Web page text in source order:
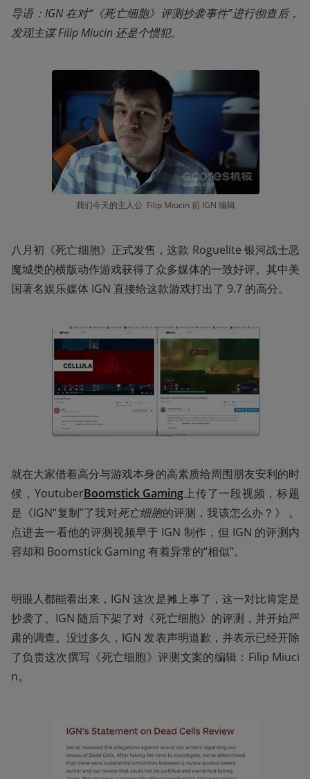
导语：IGN 在对“《死亡细胞》评测抄袭事件”进行彻查后，
发现主谋 Filip Miucin 还是个惯犯。
我们今天的主人公  Filip Miucin 前 IGN 编辑
八月初《死亡细胞》正式发售，这款 Roguelite 银河战士恶
魔城类的横版动作游戏获得了众多媒体的一致好评。其中美
国著名娱乐媒体 IGN 直接给这款游戏打出了 9.7 的高分。
就在大家借着高分与游戏本身的高素质给周围朋友安利的时
候，YoutuberBoomstick Gaming上传了一段视频，标题
是《IGN“复制”了我对死亡细胞的评测，我该怎么办？》 。
点进去一看他的评测视频早于 IGN 制作，但 IGN 的评测内
容却和 Boomstick Gaming 有着异常的“相似”。
明眼人都能看出来，IGN 这次是摊上事了，这一对比肯定是
抄袭了。IGN 随后下架了对《死亡细胞》的评测，并开始严
肃的调查。没过多久，IGN 发表声明道歉，并表示已经开除
了负责这次撰写《死亡细胞》评测文案的编辑：Filip Miuci
n。